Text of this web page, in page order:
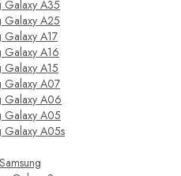
Galaxy A35
Galaxy A25
Galaxy A17
Galaxy A16
Galaxy A15
Galaxy A07
Galaxy A06
Galaxy A05
Galaxy A05s